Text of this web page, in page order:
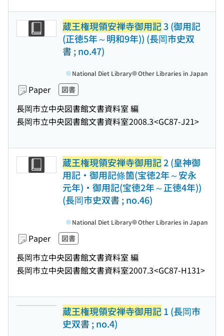
蔵王権現領安禅寺御用記3 (御用記
(正徳5年～明和9年)) (長岡市史双
書 ; no.47)
Paper 図書
長岡市立中央図書館文書資料室 編
長岡市立中央図書館文書資料室2008.3<GC87-J21>
National Diet Library Other Libraries in Japan
蔵王権現領安禅寺御用記2 (皇神御
用記・御用記條箇(宝徳2年～安永
元年)・御用記(宝徳2年～正徳4年))
(長岡市史双書 ; no.46)
Paper 図書
長岡市立中央図書館文書資料室 編
長岡市立中央図書館文書資料室2007.3<GC87-H131>
National Diet Library Other Libraries in Japan
蔵王権現領安禅寺御用記1 (長岡市
史双書 ; no.4)